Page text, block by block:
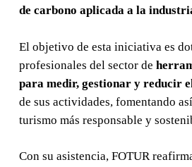
de carbono aplicada a la
El objetivo de esta iniciativa es
profesionales del sector de
para medir, gestionar y reducir
de sus actividades, fomentando
turismo más responsable y
Con su asistencia, FOTUR